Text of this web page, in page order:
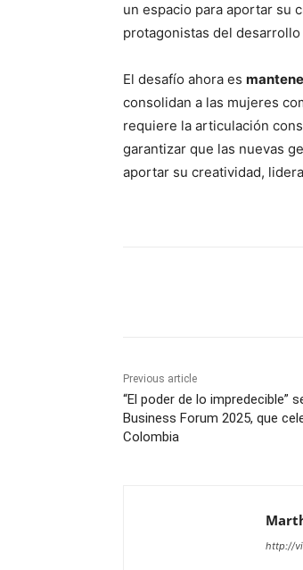
un espacio para aportar su
protagonistas del
El desafío ahora es
consolidan a las mujeres
requiere la articulación
garantizar que las nuevas
aportar su creatividad,
Previous article
“El poder de lo impredecible”
Business Forum 2025, que
Colombia
http://